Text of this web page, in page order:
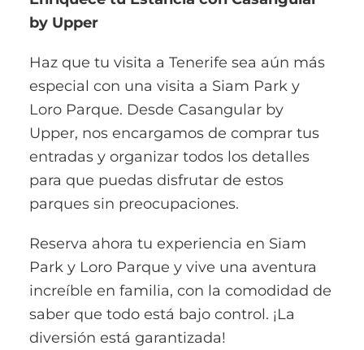
by Upper
Haz que tu visita a Tenerife sea aún más
especial con una visita a Siam Park y
Loro Parque. Desde Casangular by
Upper, nos encargamos de comprar tus
entradas y organizar todos los detalles
para que puedas disfrutar de estos
parques sin preocupaciones.
Reserva ahora tu experiencia en Siam
Park y Loro Parque y vive una aventura
increíble en familia, con la comodidad de
saber que todo está bajo control. ¡La
diversión está garantizada!